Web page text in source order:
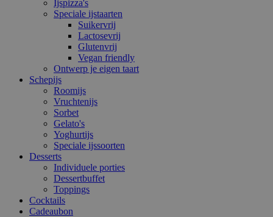
Ijspizza's
Speciale ijstaarten
Suikervrij
Lactosevrij
Glutenvrij
Vegan friendly
Ontwerp je eigen taart
Schepijs
Roomijs
Vruchtenijs
Sorbet
Gelato's
Yoghurtijs
Speciale ijssoorten
Desserts
Individuele porties
Dessertbuffet
Toppings
Cocktails
Cadeaubon